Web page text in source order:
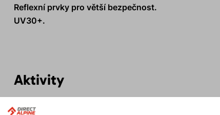
Reflexní prvky pro větší bezpečnost.
UV30+.
Aktivity